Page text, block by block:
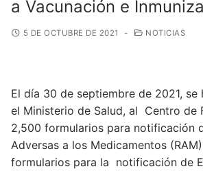
a Vacunación e
5 DE OCTUBRE DE 2021 - NOTICIAS
El día 30 de septiembre de 2021, se
el Ministerio de Salud, al Centro de
2,500 formularios para notificación
Adversas a los Medicamentos
formularios para la notificación de